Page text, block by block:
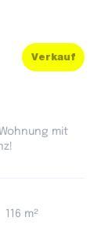
116 m²
mit
Verkauf